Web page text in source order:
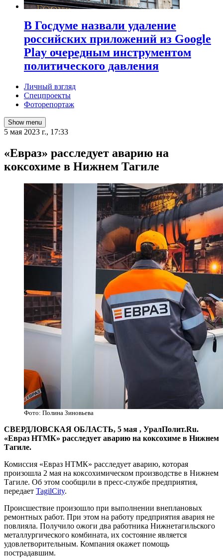
В Госдуме назвали удаление
российских приложений из Google
Play очередным инструментом
политического давления
Личный взгляд
Спецпроекты
Фоторепортаж
Show menu
5 мая 2023 г., 17:33
«Евраз» расследует аварию на
коксохиме в Нижнем Тагиле
Фото: Полина Зиновьева
​СВЕРДЛОВСКАЯ ОБЛАСТЬ, 5 мая , УралПолит.Ru.
«Евраз НТМК» расследует аварию на коксохиме в Нижнем
Тагиле.
Комиссия «Евраз НТМК» расследует аварию, которая
произошла 2 мая на коксохимическом производстве в Нижнем
Тагиле. Об этом сообщили в пресс-службе предприятия,
передает TagilCity.
Происшествие произошло при выполнении внеплановых
ремонтных работ. При этом на работу предприятия авария не
повлияла. Получило ожоги два работника Нижнетагильского
металлургического комбината, их состояние является
удовлетворительным. Компания окажет помощь
пострадавшим.